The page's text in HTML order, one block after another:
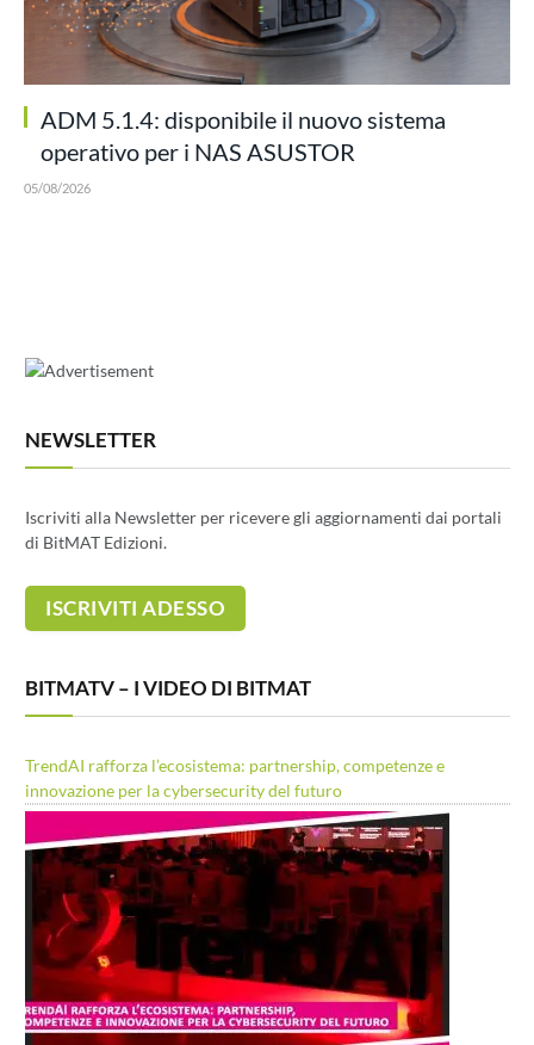
ADM 5.1.4: disponibile il nuovo sistema
operativo per i NAS ASUSTOR
05/08/2026
NEWSLETTER
Iscriviti alla Newsletter per ricevere gli aggiornamenti dai portali
di BitMAT Edizioni.
BITMATV – I VIDEO DI BITMAT
TrendAI rafforza l’ecosistema: partnership, competenze e
innovazione per la cybersecurity del futuro